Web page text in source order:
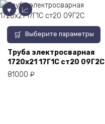
Выберите параметры
Этот
товар
имеет
несколько
Труба электросварная
1720х21 17Г1С ст20 09Г2С
81000 ₽